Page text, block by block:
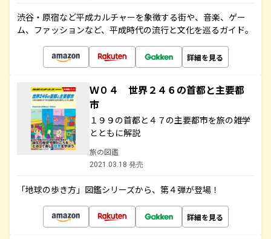
渋谷・原宿など平成カルチャーを象徴する街や、音楽、ゲー
ム、ファッションなど、平成時代の流行と文化を巡るガイド。
詳細を見る
Ｗ０４ 世界２４６の首都と主要都
市
１９９の首都と４７の主要都市を旅の雑学
とともに解説
旅の図鑑
2021.03.18 発売
「地球の歩き方」図鑑シリーズから、第４弾が登場！
詳細を見る